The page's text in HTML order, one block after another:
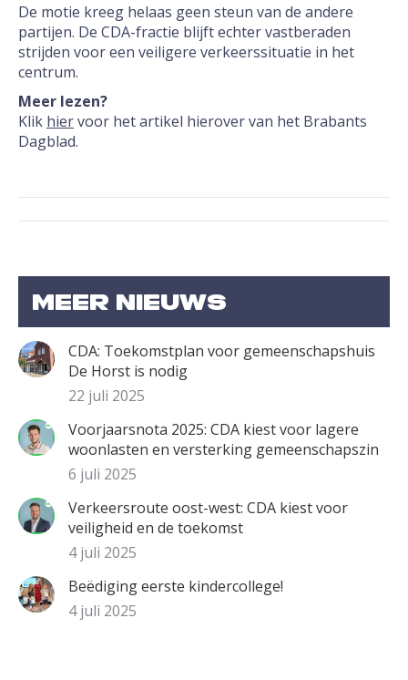
De motie kreeg helaas geen steun van de andere
partijen. De CDA-fractie blijft echter vastberaden
strijden voor een veiligere verkeerssituatie in het
centrum.
Meer lezen?
Klik hiervoor het artikel hierover van het Brabants
Dagblad.
Post
Meer nieuws
CDA: Toekomstplan voor gemeenschapshuis
De Horst is nodig
22 juli 2025
Voorjaarsnota 2025: CDA kiest voor lagere
woonlasten en versterking gemeenschapszin
6 juli 2025
Verkeersroute oost-west: CDA kiest voor
veiligheid en de toekomst
4 juli 2025
Beëdiging eerste kindercollege!
4 juli 2025